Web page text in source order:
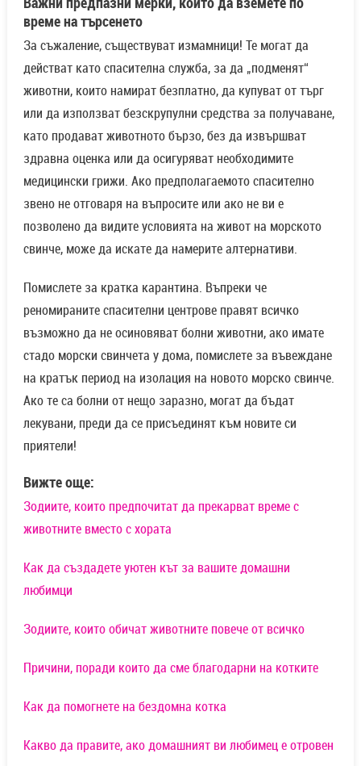
време на търсенето
За съжаление, съществуват измамници! Те могат да
действат като спасителна служба, за да „подменят“
животни, които намират безплатно, да купуват от търг
или да използват безскрупулни средства за получаване,
като продават животното бързо, без да извършват
здравна оценка или да осигуряват необходимите
медицински грижи. Ако предполагаемото спасително
звено не отговаря на въпросите или ако не ви е
позволено да видите условията на живот на морското
свинче, може да искате да намерите алтернативи.
Помислете за кратка карантина. Въпреки че
реномираните спасителни центрове правят всичко
възможно да не осиновяват болни животни, ако имате
стадо морски свинчета у дома, помислете за въвеждане
на кратък период на изолация на новото морско свинче.
Ако те са болни от нещо заразно, могат да бъдат
лекувани, преди да се присъединят към новите си
приятели!
Вижте още:
Зодиите, които предпочитат да прекарват време с
животните вместо с хората
Как да създадете уютен кът за вашите домашни
любимци
Зодиите, които обичат животните повече от всичко
Причини, поради които да сме благодарни на котките
Как да помогнете на бездомна котка
Какво да правите, ако домашният ви любимец е отровен